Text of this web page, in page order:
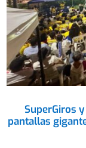
SuperGiros
pantallas